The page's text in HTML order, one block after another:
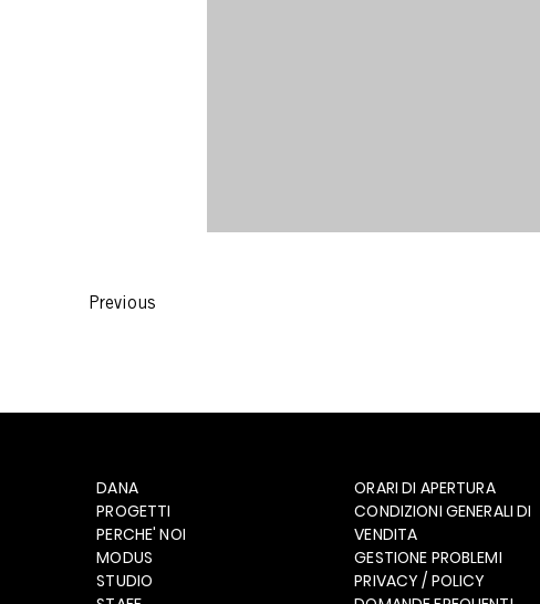
Previous
DANA
PROGETTI
PERCHE' NOI
MODUS
STUDIO
ORARI DI APERTURA
CONDIZIONI GENERALI DI
VENDITA
GESTIONE PROBLEMI
PRIVACY / POLICY